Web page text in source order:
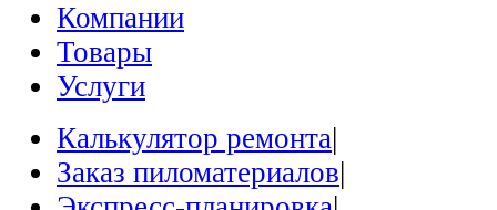
Компании
Товары
Услуги
Калькулятор ремонта|
Заказ пиломатериалов|